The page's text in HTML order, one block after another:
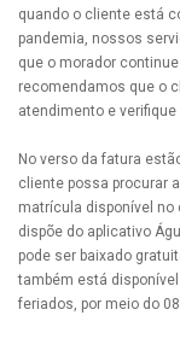
quando o cliente está
pandemia, nossos
que o morador
recomendamos que o
atendimento e verifique
No verso da fatura
cliente possa procurar
matrícula disponível no
dispõe do aplicativo
pode ser baixado
também está
feriados, por meio do